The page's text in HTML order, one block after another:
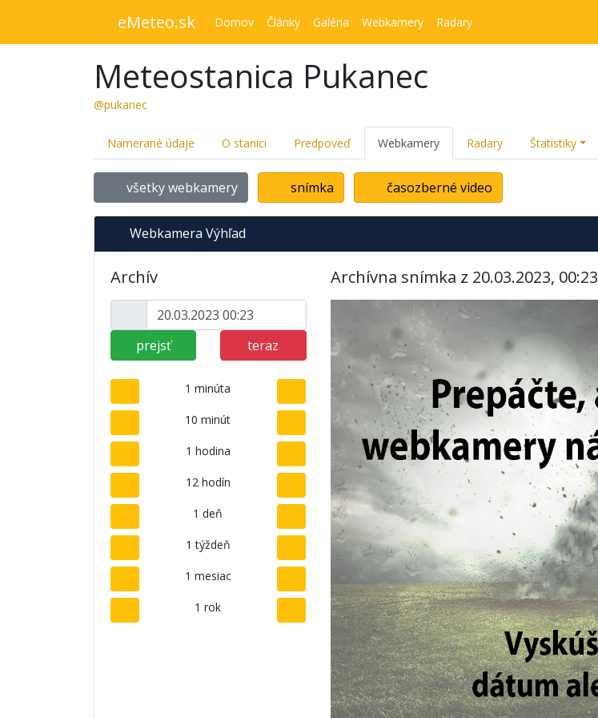
eMeteo.sk Domov Články Galéria Webkamery Radary
Meteostanica Pukanec
@pukanec
Namerané údaje O stanici Predpoveď Webkamery Radary Štatistiky
všetky webkamery snímka časozberné video
Webkamera Výhľad
Archív
prejsť teraz
1 minúta
10 minút
1 hodina
12 hodín
1 deň
1 týždeň
1 mesiac
1 rok
Archívna snímka z 20.03.2023, 00:23